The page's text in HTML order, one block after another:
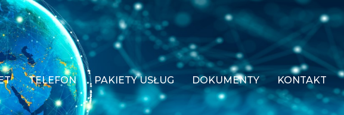
TELEFON PAKIETY USŁUG DOKUMENTY KONTAKT